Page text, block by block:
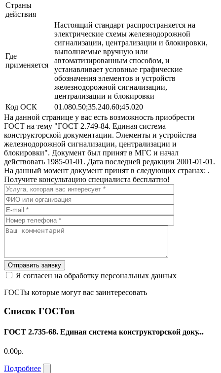
Страны
действия
Где
применяется
Настоящий стандарт распространяется на
электрические схемы железнодорожной
сигнализации, централизации и блокировки,
выполняемые вручную или
автоматизированным способом, и
устанавливает условные графические
обозначения элементов и устройств
железнодорожной сигнализации,
централизации и блокировки
Код ОСК
01.080.50;35.240.60;45.020
На данной странице у вас есть возможность приобрести
ГОСТ на тему "ГОСТ 2.749-84. Единая система
конструкторской документации. Элементы и устройства
железнодорожной сигнализации, централизации и
блокировки". Документ был принят в МГС и начал
действовать 1985-01-01. Дата последней редакции 2001-01-01.
На данный момент документ принят в следующих странах: .
Получите консультацию специалиста бесплатно!
Отправить заявку
Я согласен на обработку персональных данных
ГОСТы которые могут вас заинтересовать
Список ГОСТов
ГОСТ 2.735-68. Единая система конструкторской доку...
0.00р.
Подробнее